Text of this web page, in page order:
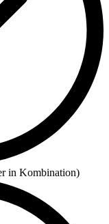
in Kombination)